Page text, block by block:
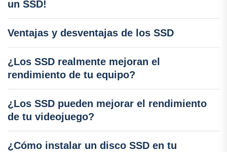
un SSD!
Ventajas y desventajas de los SSD
¿Los SSD realmente mejoran el
rendimiento de tu equipo?
¿Los SSD pueden mejorar el rendimiento
de tu videojuego?
¿Cómo instalar un disco SSD en tu